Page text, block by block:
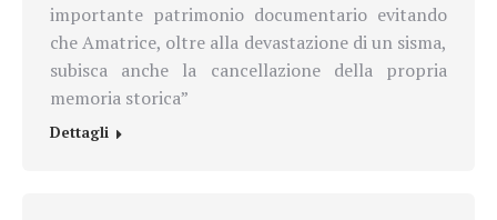
importante patrimonio documentario evitando
che Amatrice, oltre alla devastazione di un sisma,
subisca anche la cancellazione della propria
memoria storica”
Dettagli